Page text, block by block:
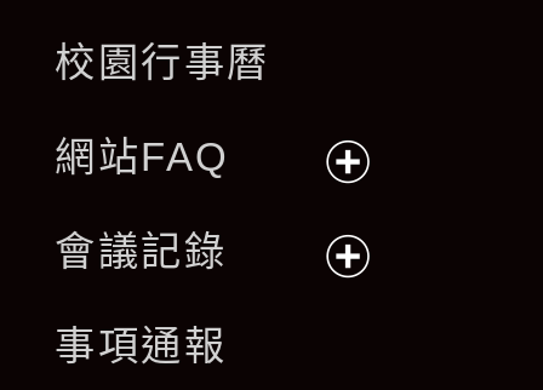
校園行事曆
網站FAQ
開
會議記錄
事項通報